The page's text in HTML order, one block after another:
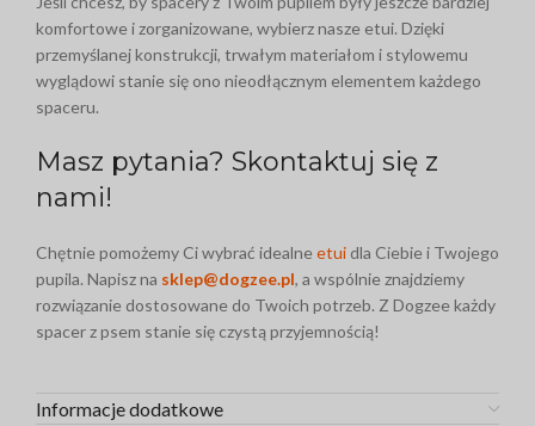
komfortowe i zorganizowane, wybierz nasze etui. Dzięki
przemyślanej konstrukcji, trwałym materiałom i stylowemu
wyglądowi stanie się ono nieodłącznym elementem każdego
spaceru.
Masz pytania? Skontaktuj się z
nami!
Chętnie pomożemy Ci wybrać idealne etui dla Ciebie i Twojego
pupila. Napisz na sklep@dogzee.pl, a wspólnie znajdziemy
rozwiązanie dostosowane do Twoich potrzeb. Z Dogzee każdy
spacer z psem stanie się czystą przyjemnością!
Informacje dodatkowe